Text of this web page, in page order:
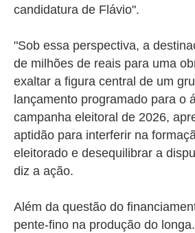
candidatura de Flávio".
"Sob essa perspectiva, a
de milhões de reais para uma
exaltar a figura central de um
lançamento programado para o
campanha eleitoral de 2026,
aptidão para interferir na
eleitorado e desequilibrar a
diz a ação.
Além da questão do
pente-fino na produção do